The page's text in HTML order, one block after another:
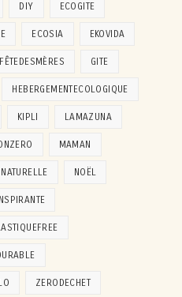
DIY ECOGITE
ECOSIA EKOVIDA
FÊTEDESMÈRES GITE
HEBERGEMENTECOLOGIQUE
KIPLI LAMAZUNA
MAMAN
NATURELLE NOËL
ZERODECHET